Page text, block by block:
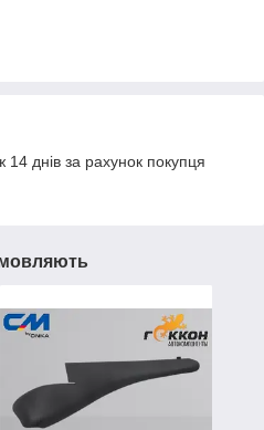
днів за рахунок покупця